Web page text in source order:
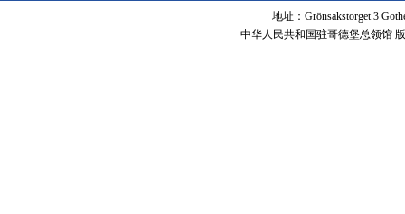
地址：Grönsakstorget 3
中华人民共和国驻哥德堡总领馆